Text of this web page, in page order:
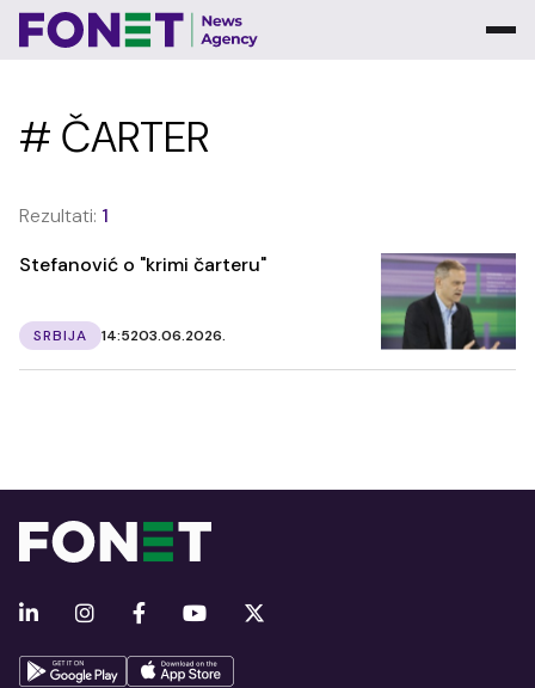
# ČARTER
Rezultati: 1
Stefanović o "krimi čarteru"
SRBIJA 14:5203.06.2026.